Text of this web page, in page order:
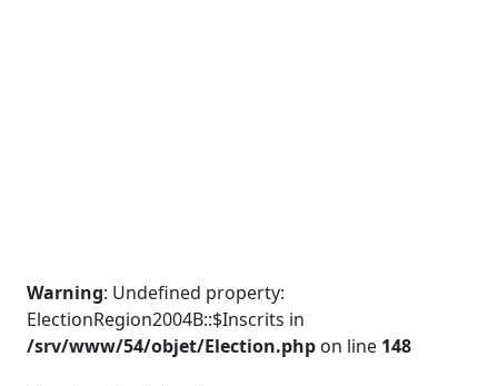
Warning: Undefined property:
ElectionRegion2004B::$Inscrits in
/srv/www/54/objet/Election.php on line 148